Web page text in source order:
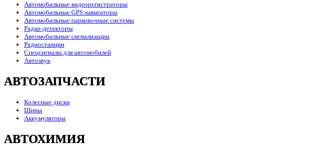
Автомобильные видеорегистраторы
Автомобильные GPS навигаторы
Автомобильные парковочные системы
Радар-детекторы
Автомобильные сигнализации
Радиостанции
Спецсигналы для автомобилей
Автозвук
АВТОЗАПЧАСТИ
Колесные диски
Шины
Аккумуляторы
АВТОХИМИЯ